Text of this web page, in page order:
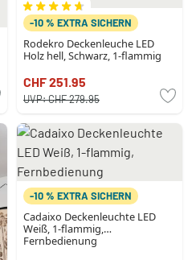
-10 % EXTRA SICHERN
Rodekro Deckenleuche LED
Holz hell, Schwarz, 1-flammig
CHF 251.95
UVP:CHF 279.95
-10 % EXTRA SICHERN
Cadaixo Deckenleuchte LED
Weiß, 1-flammig,
Fernbedienung